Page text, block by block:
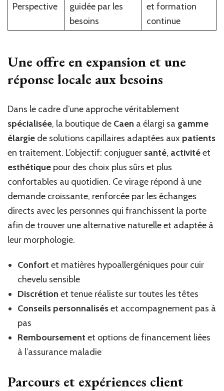
Perspective
guidée par les
besoins
et formation
continue
Une offre en expansion et une
réponse locale aux besoins
Dans le cadre d’une approche véritablement
spécialisée, la boutique de Caen a élargi sa gamme
élargie de solutions capillaires adaptées aux patients
en traitement. L’objectif: conjuguer santé, activitéet
esthétique pour des choix plus sûrs et plus
confortables au quotidien. Ce virage répond à une
demande croissante, renforcée par les échanges
directs avec les personnes qui franchissent la porte
afin de trouver une alternative naturelle et adaptée à
leur morphologie.
Confort et matières hypoallergéniques pour cuir
chevelu sensible
Discrétion et tenue réaliste sur toutes les têtes
Conseils personnaliséset accompagnement pas à
pas
Remboursement et options de financement liées
à l’assurance maladie
Parcours et expériences client